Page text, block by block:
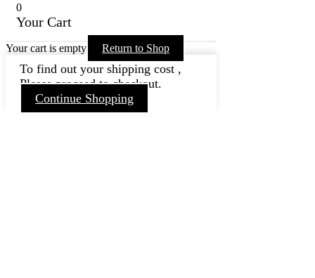
0
Your Cart
Your cart is empty Return to Shop
To find out your shipping cost ,
Please proceed to checkout.
Continue Shopping